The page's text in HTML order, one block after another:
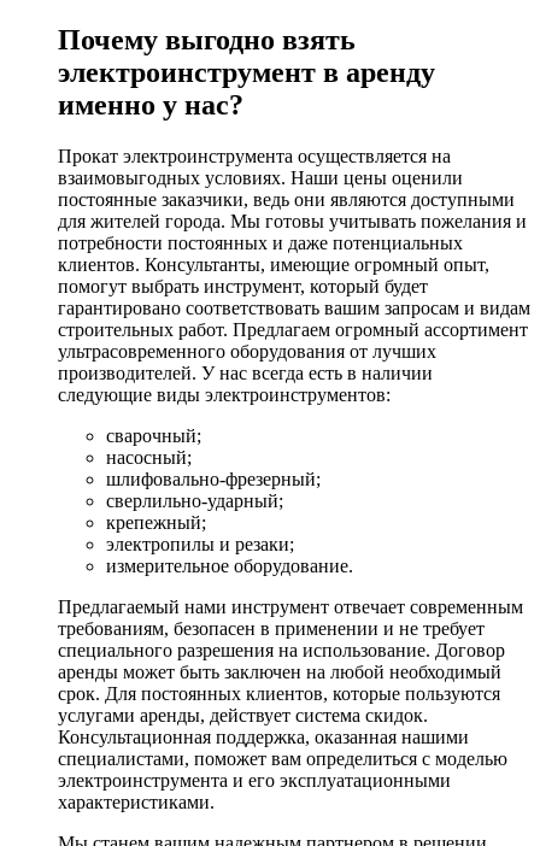
Почему выгодно взять
электроинструмент в аренду
именно у нас?
Прокат электроинструмента осуществляется на
взаимовыгодных условиях. Наши цены оценили
постоянные заказчики, ведь они являются доступными
для жителей города. Мы готовы учитывать пожелания и
потребности постоянных и даже потенциальных
клиентов. Консультанты, имеющие огромный опыт,
помогут выбрать инструмент, который будет
гарантировано соответствовать вашим запросам и видам
строительных работ. Предлагаем огромный ассортимент
ультрасовременного оборудования от лучших
производителей. У нас всегда есть в наличии
следующие виды электроинструментов:
сварочный;
насосный;
шлифовально-фрезерный;
сверлильно-ударный;
крепежный;
электропилы и резаки;
измерительное оборудование.
Предлагаемый нами инструмент отвечает современным
требованиям, безопасен в применении и не требует
специального разрешения на использование. Договор
аренды может быть заключен на любой необходимый
срок. Для постоянных клиентов, которые пользуются
услугами аренды, действует система скидок.
Консультационная поддержка, оказанная нашими
специалистами, поможет вам определиться с моделью
электроинструмента и его эксплуатационными
характеристиками.